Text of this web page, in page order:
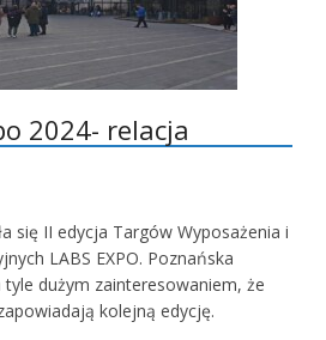
2024- relacja
się II edycja Targów Wyposażenia i
LABS EXPO. Poznańska
tyle dużym zainteresowaniem, że
kolejną edycję.